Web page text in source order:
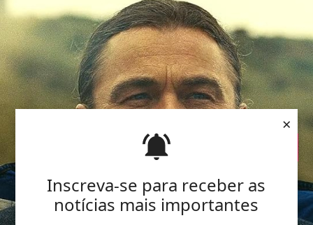
Inscreva-se para receber as
notícias mais importantes
×